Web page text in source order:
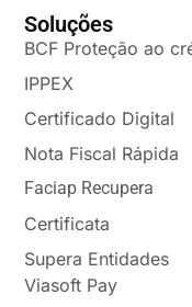
Soluções
BCF Proteção ao
IPPEX
Certificado Digital
Nota Fiscal Rápida
Faciap Recupera
Certificata
Supera Entidades
Viasoft Pay